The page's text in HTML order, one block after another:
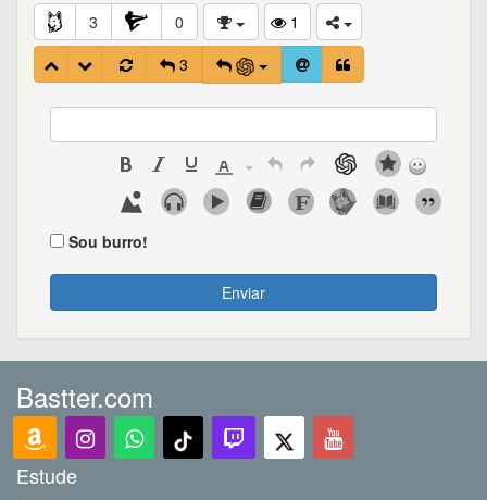
3 0
1
3
Sou burro!
Enviar
Bastter.com
Estude